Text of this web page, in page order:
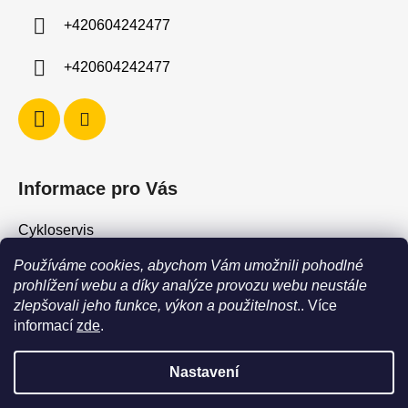
Používáme cookies, abychom Vám umožnili pohodlné
prohlížení webu a díky analýze provozu webu neustále
zlepšovali jeho funkce, výkon a použitelnost.. Více
informací zde.
Nastavení
POZOR - stav zboží SKLADEM neodpovídá stavu na prodejně. Při
+420604242477
+420604242477
Informace pro Vás
Cykloservis
Skiservis
Obchodní podmínky
Podmínky ochrany osobních údajů